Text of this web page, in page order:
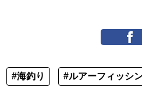
#海釣り #ルアーフィッシ